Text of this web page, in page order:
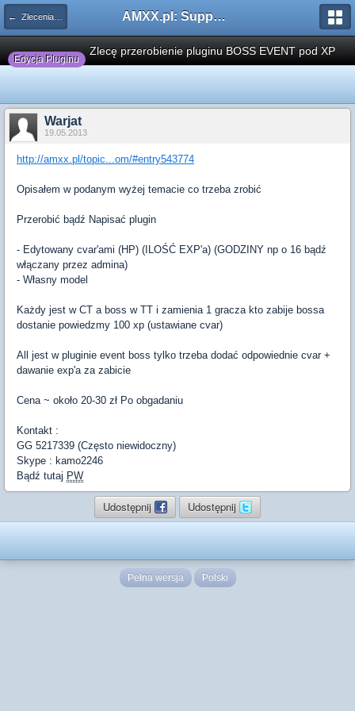
← Zlecenia płatne AMXX.pl: Support AMX Mod X i SourceMod
Edycja Pluginu
Zlecę przerobienie pluginu BOSS EVENT pod XP
Warjat
19.05.2013
http://amxx.pl/topic...om/#entry543774
Opisałem w podanym wyżej temacie co trzeba zrobić
Przerobić bądź Napisać plugin
- Edytowany cvar'ami (HP) (ILOŚĆ EXP'a) (GODZINY np o 16 bądź
włączany przez admina)
- Własny model
Każdy jest w CT a boss w TT i zamienia 1 gracza kto zabije bossa
dostanie powiedzmy 100 xp (ustawiane cvar)
All jest w pluginie event boss tylko trzeba dodać odpowiednie cvar +
dawanie exp'a za zabicie
Cena ~ około 20-30 zł Po obgadaniu
Kontakt :
GG 5217339 (Często niewidoczny)
Skype : kamo2246
Bądź tutaj PW
Udostępnij Udostępnij
Pełna wersja Polski